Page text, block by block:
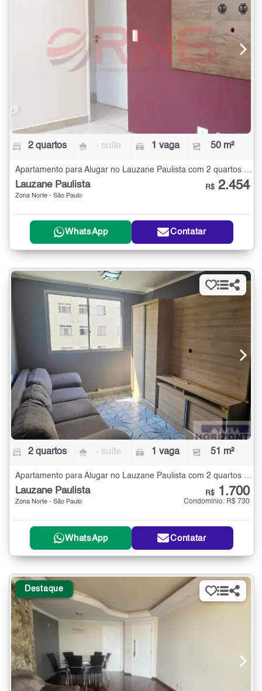
2 quartos - suíte 1 vaga 50 m²
Lauzane Paulista
Zona Norte - São Paulo
R$ 2.454
WhatsApp Contatar
2 quartos - suíte 1 vaga 51 m²
Apartamento para Alugar no Lauzane Paulista com 2 quartos - 51 m²
Lauzane Paulista
Zona Norte - São Paulo
R$ 1.700
Condomínio: R$ 730
WhatsApp Contatar
Destaque